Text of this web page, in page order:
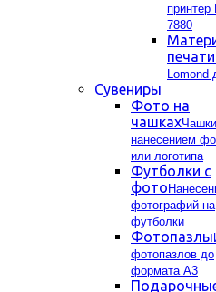
принтер
7880
печати
Lomond
Сувениры
Фото на
чашках
нанесением
или логотипа
Футболки с
фото
фотографий на
футболки
Фотопазлы
фотопазлов до
формата А3